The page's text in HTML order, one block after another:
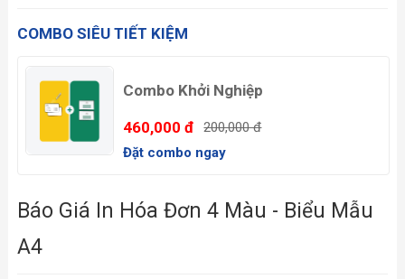
COMBO SIÊU TIẾT KIỆM
Combo Khởi Nghiệp
460,000 đ
200,000 đ
Đặt combo ngay
Báo Giá In Hóa Đơn 4 Màu - Biểu Mẫu
A4